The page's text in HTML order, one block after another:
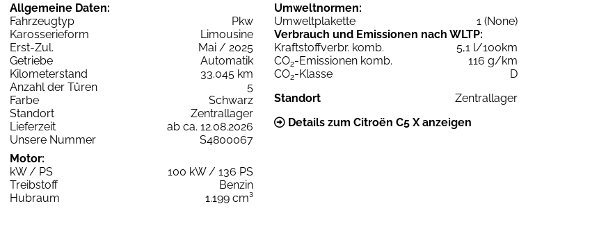
Allgemeine Daten:
Fahrzeugtyp
Pkw
Karosserieform
Limousine
Erst-Zul.
Mai / 2025
Getriebe
Automatik
Kilometerstand
33.045 km
Anzahl der Türen
5
Farbe
Schwarz
Standort
Zentrallager
Lieferzeit
ab ca. 12.08.2026
Unsere Nummer
S4800067
Motor:
kW / PS
100 kW / 136 PS
Treibstoff
Benzin
Hubraum
1.199 cm³
Umweltnormen:
Umweltplakette
1 (None)
Verbrauch und Emissionen nach WLTP:
Kraftstoffverbr. komb.
5,1 l/100km
CO2-Emissionen komb.
116 g/km
CO2-Klasse
D
Standort
Zentrallager
Details zum Citroën C5 X anzeigen